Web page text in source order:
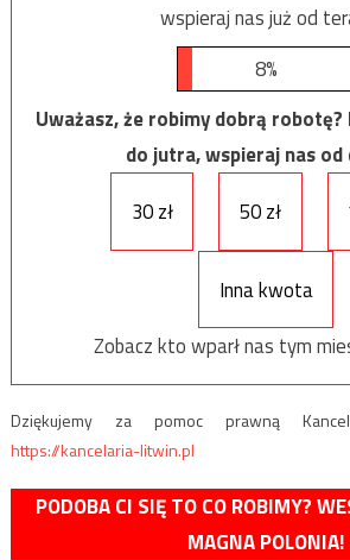
wspieraj nas już od
8%
Uważasz, że robimy dobrą robotę?
do jutra, wspieraj nas od
30 zł
50 zł
Inna kwota
Zobacz kto wparł nas tym
Dziękujemy za pomoc prawną
https://kancelaria-litwin.pl
PODOBA CI SIĘ TO CO ROBIMY?
MAGNA POLONIA!